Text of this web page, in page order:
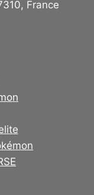
France